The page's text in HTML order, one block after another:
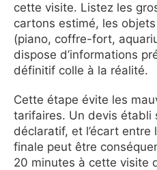
cette visite. Listez les
cartons estimé, les
(piano, coffre-fort,
dispose d’informations
définitif colle à la réalité.
Cette étape évite les
tarifaires. Un devis établi
déclaratif, et l’écart entre
finale peut être
20 minutes à cette visite